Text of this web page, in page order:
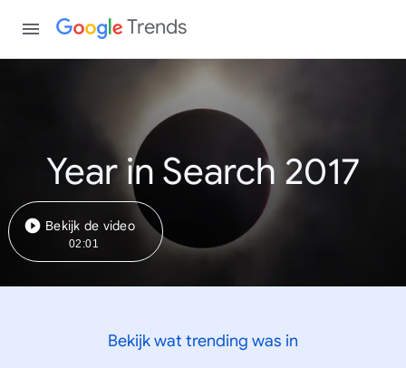
Trends
Year in Search 2017
Bekijk de video
02:01
Bekijk wat trending was in